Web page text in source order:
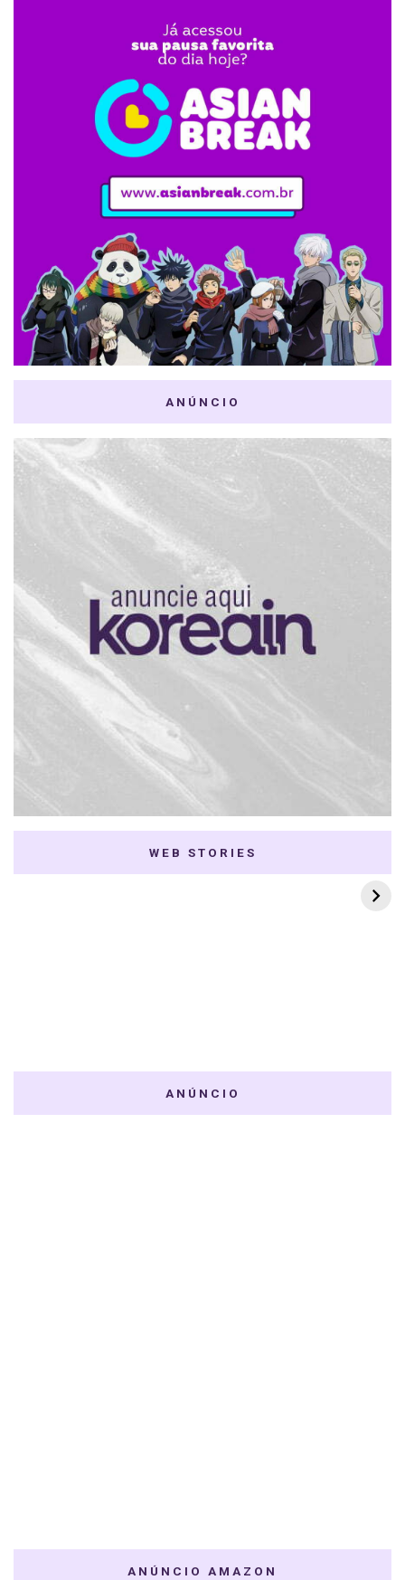
ANÚNCIO
WEB STORIES
7 K-dramas Enemies
to Lovers
Thai Dramas com
First e Khaotung
ANÚNCIO
ANÚNCIO AMAZON